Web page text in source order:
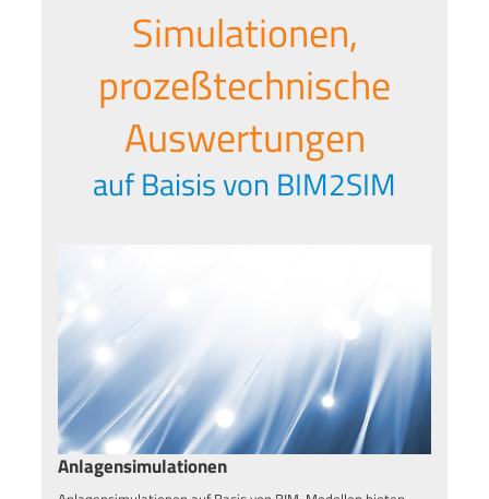
Simulationen,
prozeßtechnische
Auswertungen
auf Baisis von BIM2SIM
Anlagensimulationen